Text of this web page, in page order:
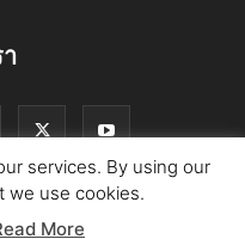
Manager
services. By using our
we use cookies.
More